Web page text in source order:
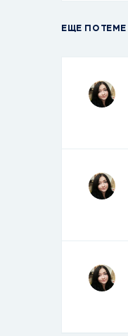
ЕЩЕ ПО ТЕМЕ